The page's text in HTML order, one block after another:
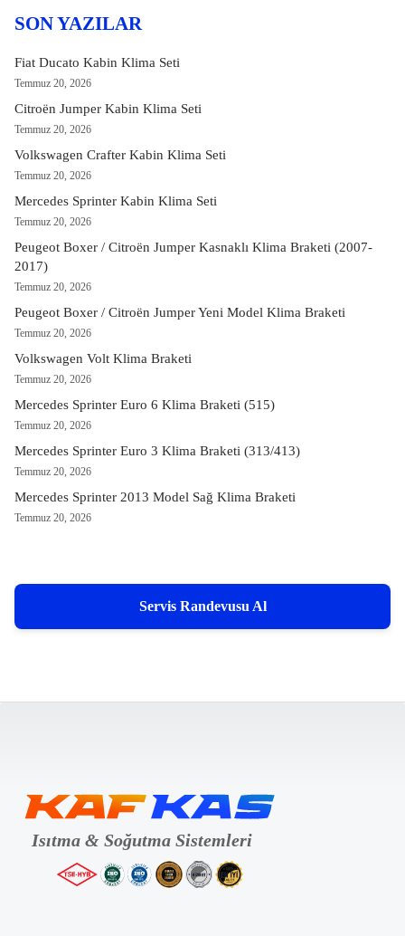
SON YAZILAR
Fiat Ducato Kabin Klima Seti
Temmuz 20, 2026
Citroën Jumper Kabin Klima Seti
Temmuz 20, 2026
Volkswagen Crafter Kabin Klima Seti
Temmuz 20, 2026
Mercedes Sprinter Kabin Klima Seti
Temmuz 20, 2026
Peugeot Boxer / Citroën Jumper Kasnaklı Klima Braketi (2007-
2017)
Temmuz 20, 2026
Peugeot Boxer / Citroën Jumper Yeni Model Klima Braketi
Temmuz 20, 2026
Volkswagen Volt Klima Braketi
Temmuz 20, 2026
Mercedes Sprinter Euro 6 Klima Braketi (515)
Temmuz 20, 2026
Mercedes Sprinter Euro 3 Klima Braketi (313/413)
Temmuz 20, 2026
Mercedes Sprinter 2013 Model Sağ Klima Braketi
Temmuz 20, 2026
Servis Randevusu Al